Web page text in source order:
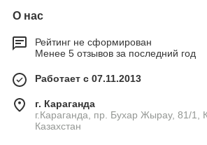
О нас
Рейтинг не сформирован
Менее 5 отзывов за последний год
Работает с 07.11.2013
г. Караганда
г.Караганда, пр. Бухар Жырау, 81/1,
Казахстан